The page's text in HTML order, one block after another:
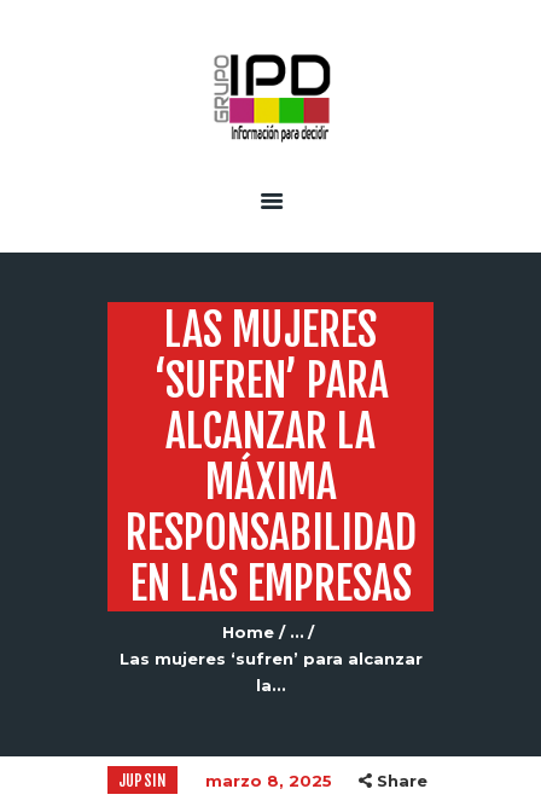
LAS MUJERES
‘SUFREN’ PARA
ALCANZAR LA
MÁXIMA
RESPONSABILIDAD
EN LAS EMPRESAS
Home
...
Las mujeres ‘sufren’ para alcanzar
la...
JUPSIN marzo 8, 2025 Share